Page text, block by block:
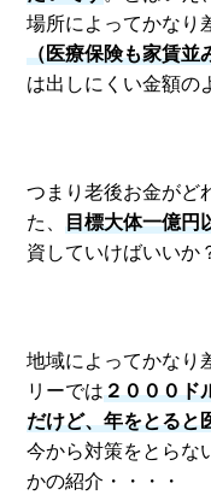
場所によってかなり
（医療保険も家賃並
は出しにくい金額の
つまり老後お金がど
た、目標大体一億円
資していけばいいか
地域によってかなり
リーでは２０００ド
だけど、年をとると
今から対策をとらな
かの紹介・・・・